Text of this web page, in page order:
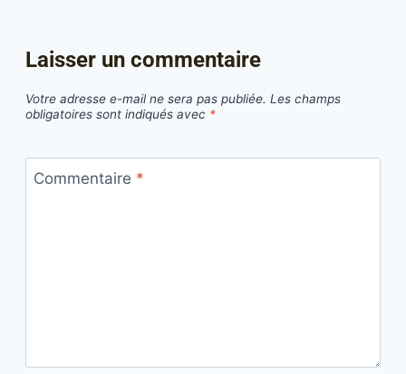
Laisser un commentaire
Votre adresse e-mail ne sera pas publiée. Les champs
obligatoires sont indiqués avec *
Commentaire *